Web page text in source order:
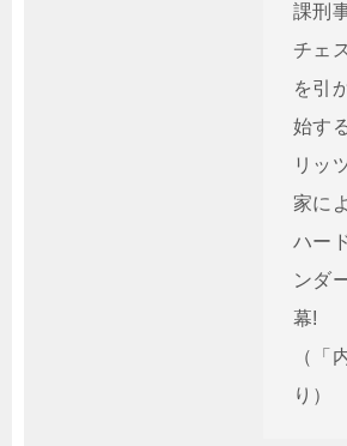
課刑
チェ
を引
始す
リッ
家に
ハー
ンダ
幕!
（「
り）